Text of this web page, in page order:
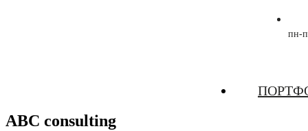
пн-
ABC consulting